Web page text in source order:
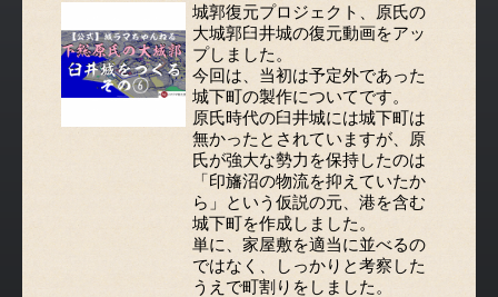
城郭復元プロジェクト、原氏の
大城郭臼井城の復元動画をアッ
プしました。
今回は、当初は予定外であった
城下町の製作についてです。
原氏時代の臼井城には城下町は
無かったとされていますが、原
氏が強大な勢力を保持したのは
「印旛沼の物流を抑えていたか
ら」という仮説の元、港を含む
城下町を作成しました。
単に、家屋敷を適当に並べるの
ではなく、しっかりと考察した
うえで町割りをしました。